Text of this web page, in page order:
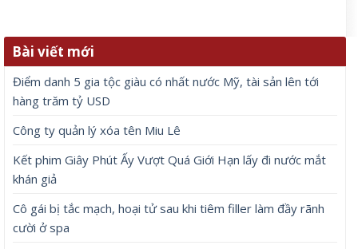
Bài viết mới
Điểm danh 5 gia tộc giàu có nhất nước Mỹ, tài sản lên tới
hàng trăm tỷ USD
Công ty quản lý xóa tên Miu Lê
Kết phim Giây Phút Ấy Vượt Quá Giới Hạn lấy đi nước mắt
khán giả
Cô gái bị tắc mạch, hoại tử sau khi tiêm filler làm đầy rãnh
cười ở spa